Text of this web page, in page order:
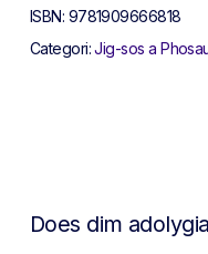
ISBN: 9781909666818
Categori:Jig-sos a
Does dim